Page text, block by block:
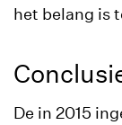
het belang is
De in 2015